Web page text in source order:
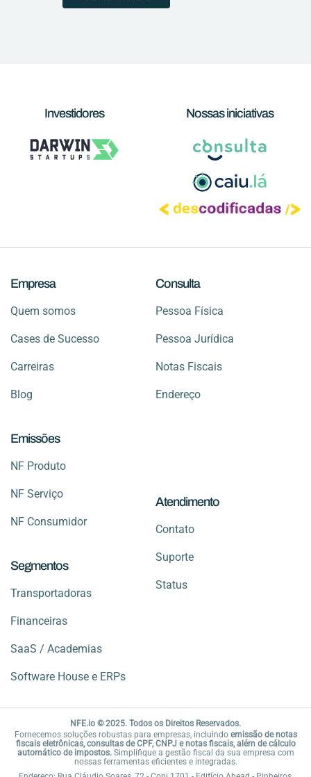
Investidores Nossas iniciativas
Empresa
Quem somos
Cases de Sucesso
Carreiras
Blog
Consulta
Pessoa Física
Pessoa Jurídica
Notas Fiscais
Endereço
Emissões
NF Produto
NF Serviço
NF Consumidor
Atendimento
Contato
Suporte
Status
Segmentos
Transportadoras
Financeiras
SaaS / Academias
Software House e ERPs
NFE.io © 2025. Todos os Direitos Reservados.
Fornecemos soluções robustas para empresas, incluindo emissão de notas
fiscais eletrônicas, consultas de CPF, CNPJ e notas fiscais, além de cálculo
automático de impostos.Simplifique a gestão fiscal da sua empresa com
nossas ferramentas eficientes e integradas.